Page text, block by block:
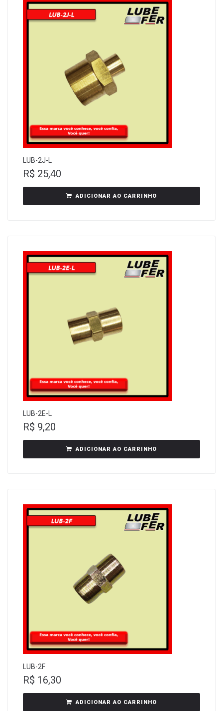
LUB-2J-L
R$ 25,40
ADICIONAR AO CARRINHO
LUB-2E-L
R$ 9,20
ADICIONAR AO CARRINHO
LUB-2F
R$ 16,30
ADICIONAR AO CARRINHO